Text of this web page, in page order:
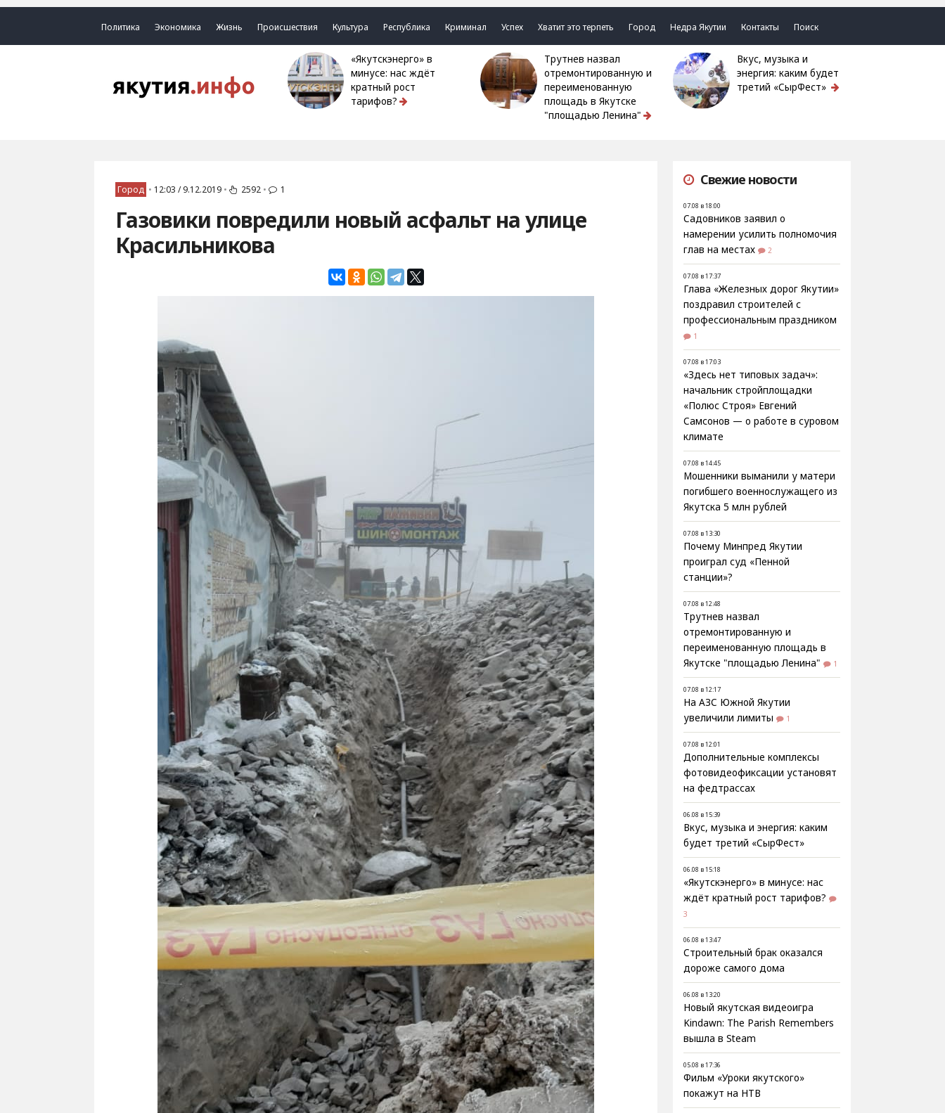
Политика Экономика Жизнь Происшествия Культура Республика Криминал Успех Хватит это терпеть Город Недра Якутии Контакты Поиск
«Якутскэнерго» в
минусе: нас ждёт
кратный рост
тарифов?
Трутнев назвал
отремонтированную и
переименованную
площадь в Якутске
"площадью Ленина"
Вкус, музыка и
энергия: каким будет
третий «СырФест»
Город • 12:03 / 9.12.2019 • 2592 • 1
Газовики повредили новый асфальт на улице
Красильникова
Свежие новости
07.08 в 18:00
Садовников заявил о
намерении усилить полномочия
глав на местах
2
07.08 в 17:37
Глава «Железных дорог Якутии»
поздравил строителей с
профессиональным праздником
1
07.08 в 17:03
«Здесь нет типовых задач»:
начальник стройплощадки
«Полюс Строя» Евгений
Самсонов — о работе в суровом
климате
07.08 в 14:45
Мошенники выманили у матери
погибшего военнослужащего из
Якутска 5 млн рублей
07.08 в 13:30
Почему Минпред Якутии
проиграл суд «Пенной
станции»?
07.08 в 12:48
Трутнев назвал
отремонтированную и
переименованную площадь в
Якутске "площадью Ленина"
1
07.08 в 12:17
На АЗС Южной Якутии
увеличили лимиты
1
07.08 в 12:01
Дополнительные комплексы
фотовидеофиксации установят
на федтрассах
06.08 в 15:39
Вкус, музыка и энергия: каким
будет третий «СырФест»
06.08 в 15:18
«Якутскэнерго» в минусе: нас
ждёт кратный рост тарифов?
3
06.08 в 13:47
Строительный брак оказался
дороже самого дома
06.08 в 13:20
Новый якутская видеоигра
Kindawn: The Parish Remembers
вышла в Steam
05.08 в 17:36
Фильм «Уроки якутского»
покажут на НТВ